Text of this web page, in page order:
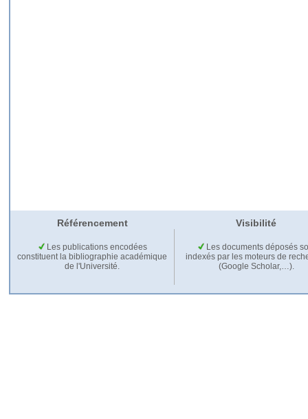
Référencement Visibilité
Les publications encodées
constituent la bibliographie académique
de l'Université.
Les documents déposés
indexés par les moteurs de
(Google Scholar,…).